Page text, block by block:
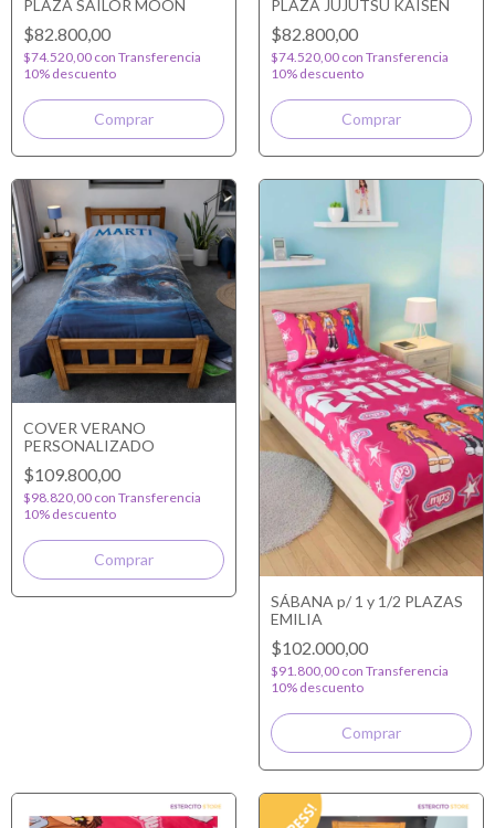
PLAZA SAILOR MOON
$82.800,00
$74.520,00 con Transferencia
10% descuento
PLAZA JUJUTSU KAISEN
$82.800,00
$74.520,00 con Transferencia
10% descuento
COVER VERANO
PERSONALIZADO
$109.800,00
$98.820,00 con Transferencia
10% descuento
SÁBANA p/ 1 y 1/2 PLAZAS
EMILIA
$102.000,00
$91.800,00 con Transferencia
10% descuento